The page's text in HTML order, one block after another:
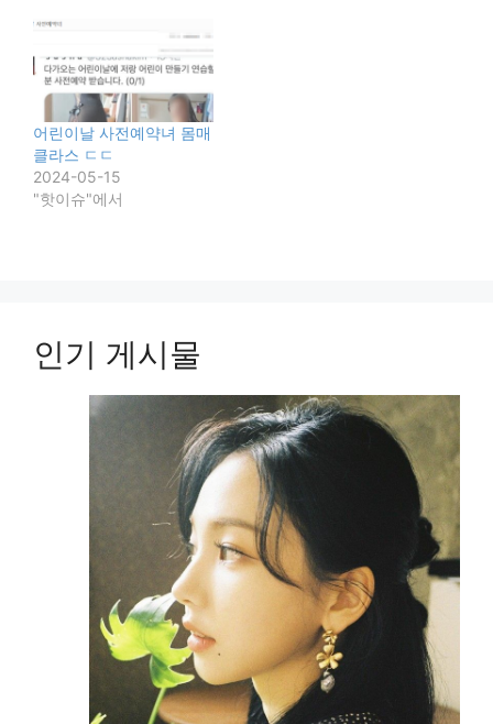
어린이날 사전예약녀 몸매
클라스 ㄷㄷ
2024-05-15
"핫이슈"에서
인기 게시물